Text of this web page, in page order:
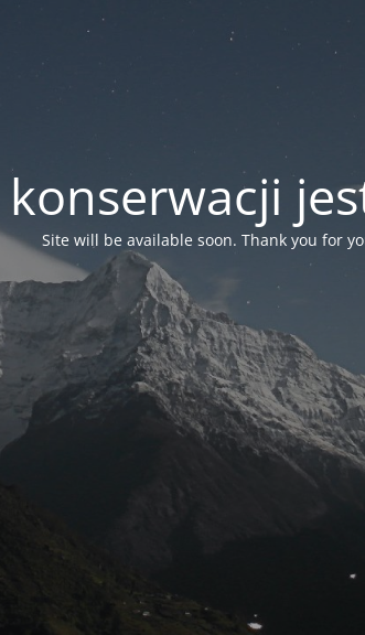
Site will be available soon. Thank you for